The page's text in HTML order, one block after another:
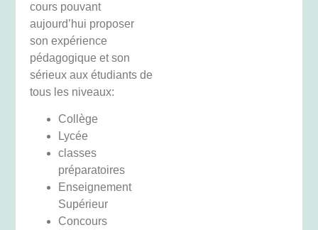
cours pouvant
aujourd’hui proposer
son expérience
pédagogique et son
sérieux aux étudiants de
tous les niveaux:
Collège
Lycée
classes
préparatoires
Enseignement
Supérieur
Concours